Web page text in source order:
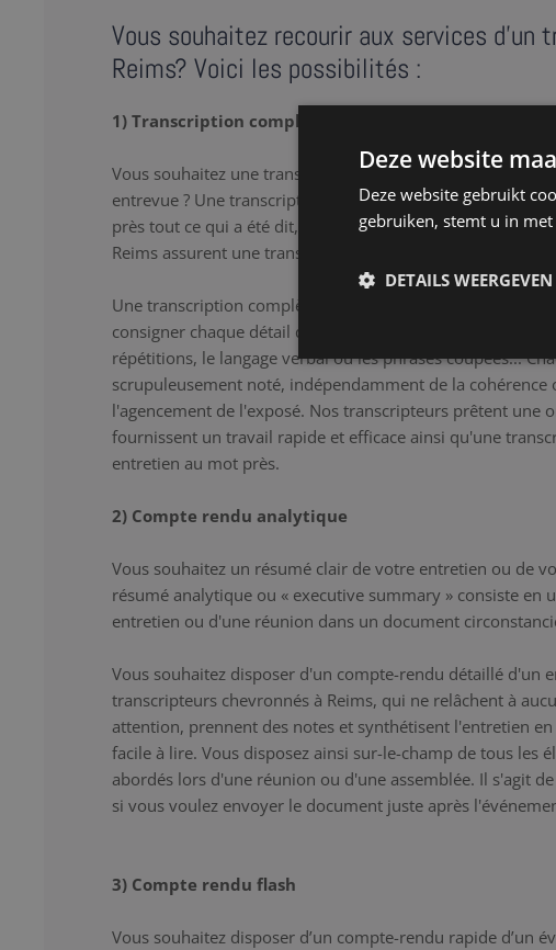
Vous souhaitez recourir aux services d'un
Reims? Voici les possibilités :
1) Transcription complète
Vous souhaitez une transcription verbatim de votre
entrevue ? Une transcription complète ou « full transcript
près tout ce qui a été dit, y compris les 'hum’ et les ‘euh’.
Reims assurent une transcription correcte et détaillée.
Une transcription complète constitue la solution idéale si
consigner chaque détail de l'entretien au mot près. Les tics
répétitions, le langage verbal ou les phrases coupées...
scrupuleusement noté, indépendamment de la cohérence
l'agencement de l'exposé. Nos transcripteurs prêtent une
fournissent un travail rapide et efficace ainsi qu'une
entretien au mot près.
2) Compte rendu analytique
Vous souhaitez un résumé clair de votre entretien ou de
résumé analytique ou « executive summary » consiste en
entretien ou d'une réunion dans un document
Vous souhaitez disposer d'un compte-rendu détaillé d'un
transcripteurs chevronnés à Reims, qui ne relâchent à
attention, prennent des notes et synthétisent l'entretien
facile à lire. Vous disposez ainsi sur-le-champ de tous les
abordés lors d'une réunion ou d'une assemblée. Il s'agit
si vous voulez envoyer le document juste après
3) Compte rendu flash
Vous souhaitez disposer d’un compte-rendu rapide d’un
Deze website
Deze website gebruikt
gebruiken, stemt u in
DETAILS WEERGEVEN